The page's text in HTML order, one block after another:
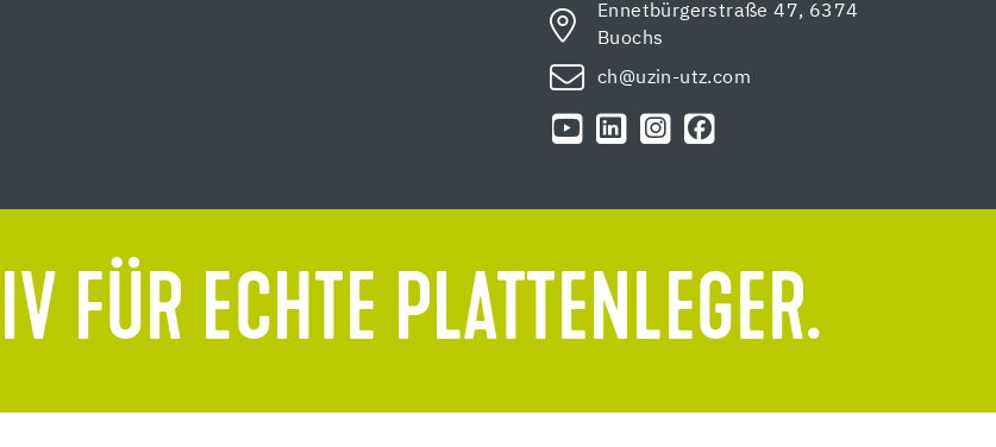
Ennetbürgerstraße 47, 6374
Buochs
ch@uzin-utz.com
FÜR ECHTE PLATTENLEGER.